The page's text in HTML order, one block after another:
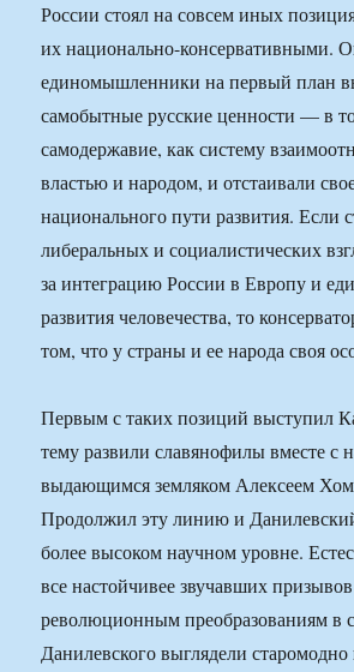
России стоял на совсем иных
их национально-консервативными.
единомышленники на первый план
самобытные русские ценности — в
самодержавие, как систему
властью и народом, и отстаивали
национального пути развития. Если
либеральных и социалистических
за интеграцию России в Европу и
развития человечества, то
том, что у страны и ее народа своя
Первым с таких позиций выступил
тему развили славянофилы вместе с
выдающимся земляком Алексеем
Продолжил эту линию и
более высоком научном уровне.
все настойчивее звучавших
революционным преобразованиям в
Данилевского выглядели